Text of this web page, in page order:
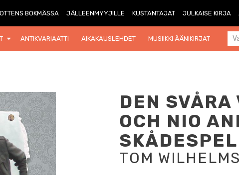
BOKMÄSSA JÄLLEENMYYJILLE KUSTANTAJAT JULKAISE KIRJA
ANTIKVARIAATTI AIKAKAUSLEHDET MUSIIKKI ÄÄNIKIRJAT
DEN SVÅRA
OCH NIO
SKÅDESPEL
TOM WILHELMS